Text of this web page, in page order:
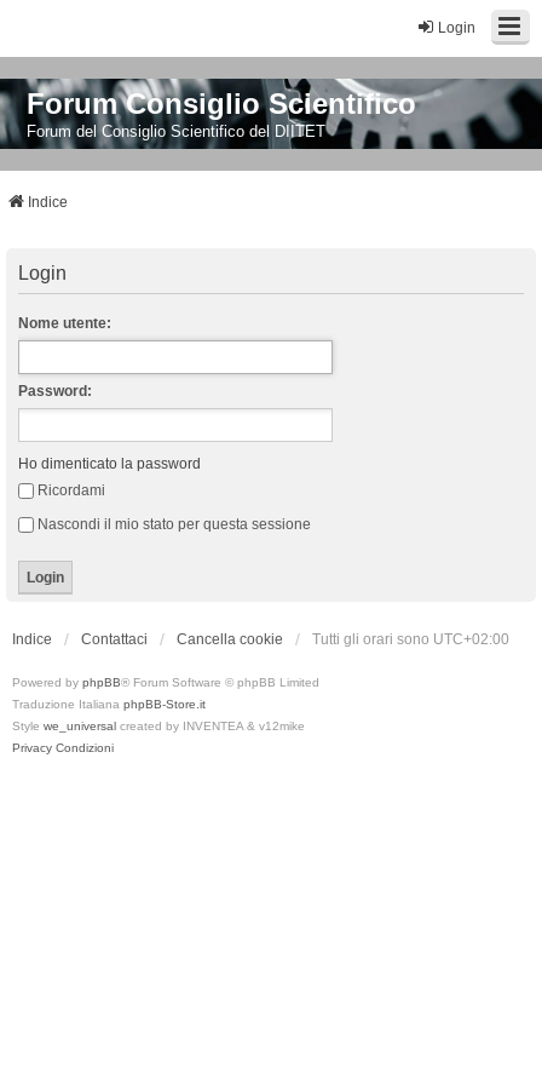
Login
Forum Consiglio Scientifico
Forum del Consiglio Scientifico del DIITET
Indice
Login
Nome utente:
Password:
Ho dimenticato la password
Ricordami
Nascondi il mio stato per questa sessione
Indice Contattaci Cancella cookie Tutti gli orari sono UTC+02:00
Powered by phpBB® Forum Software © phpBB Limited
Traduzione Italiana phpBB-Store.it
Style we_universal created by INVENTEA & v12mike
Privacy Condizioni